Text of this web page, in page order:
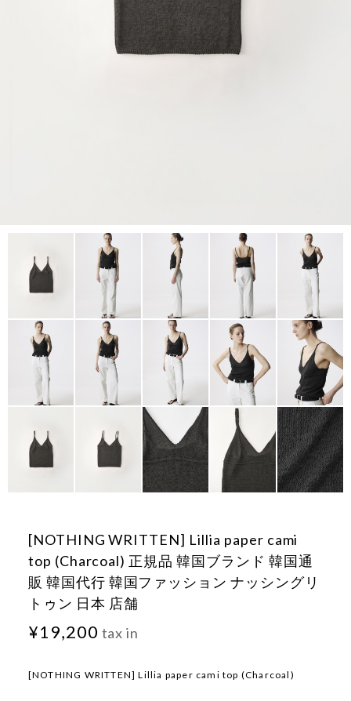
[NOTHING WRITTEN] Lillia paper cami
top (Charcoal) 正規品 韓国ブランド 韓国通
販 韓国代行 韓国ファッション ナッシングリ
トゥン 日本 店舗
¥19,200 tax in
[NOTHING WRITTEN] Lillia paper cami top (Charcoal)